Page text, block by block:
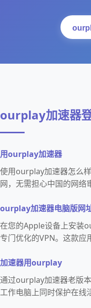
ourplay加速器
用ourplay加速器
使用ourplay加速器怎么
网，无需担心中国的网络
ourplay加速器电脑版网
在您的Apple设备上安装
专门优化的VPN。这款应
加速器用ourplay
通过ourplay加速器老版
工作电脑上同时保护在线